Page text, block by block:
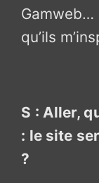
Gamweb…
qu’ils
S : Aller,
: le site
?